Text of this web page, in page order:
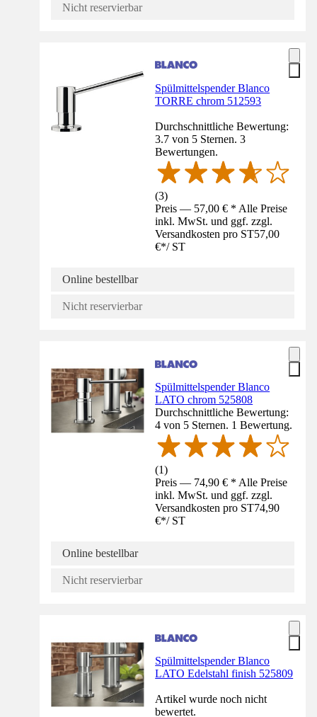
Nicht reservierbar
Spülmittelspender Blanco
TORRE chrom 512593
Durchschnittliche Bewertung:
3.7 von 5 Sternen. 3
Bewertungen.
(3)
Preis — 57,00 € * Alle Preise
inkl. MwSt. und ggf. zzgl.
Versandkosten pro ST57,00
€*/ ST
Online bestellbar
Nicht reservierbar
Spülmittelspender Blanco
LATO chrom 525808
Durchschnittliche Bewertung:
4 von 5 Sternen. 1 Bewertung.
(1)
Preis — 74,90 € * Alle Preise
inkl. MwSt. und ggf. zzgl.
Versandkosten pro ST74,90
€*/ ST
Online bestellbar
Nicht reservierbar
Spülmittelspender Blanco
LATO Edelstahl finish 525809
Artikel wurde noch nicht
bewertet.